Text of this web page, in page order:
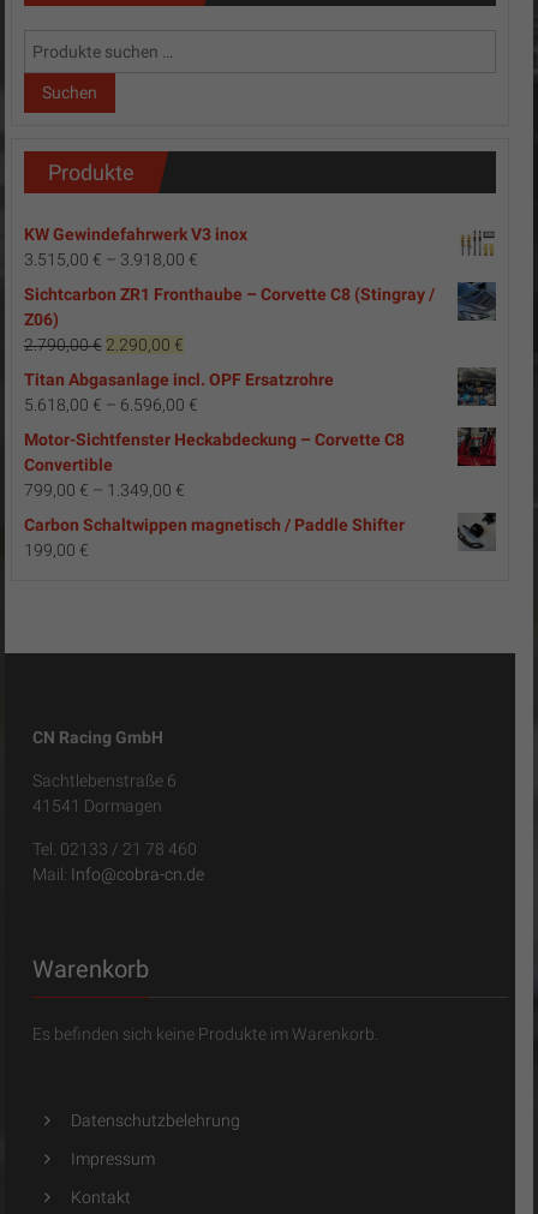
Suchen
Suchen
Produkte
KW Gewindefahrwerk V3 inox
3.515,00 € – 3.918,00 €
Sichtcarbon ZR1 Fronthaube – Corvette C8 (Stingray /
Z06)
2.790,00€ Ursprünglicher
Preis
2.790,00 €
2.290,00 €Aktueller
Preis
Titan Abgasanlage incl. OPF Ersatzrohre
5.618,00 € – 6.596,00 €
Motor-Sichtfenster Heckabdeckung – Corvette C8
Convertible
799,00 € – 1.349,00 €
Carbon Schaltwippen magnetisch / Paddle Shifter
199,00 €
CN Racing GmbH
Sachtlebenstraße 6
41541 Dormagen
Tel. 02133 / 21 78 460
Mail: Info@cobra-cn.de
Warenkorb
Es befinden sich keine Produkte im Warenkorb.
Datenschutzbelehrung
Impressum
Kontakt